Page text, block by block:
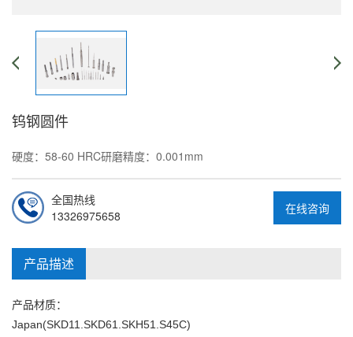
钨钢圆件
硬度：58-60 HRC研磨精度：0.001mm
在线咨询
全国热线
13326975658
产品描述
产品材质：
Japan(SKD11.SKD61.SKH51.S45C)